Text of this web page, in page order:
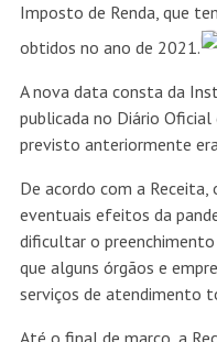
Imposto de Renda, que
obtidos no ano de 2021.
A nova data consta da
publicada no Diário Oficial
previsto anteriormente
De acordo com a
eventuais efeitos da
dificultar o preenchimento
que alguns órgãos e
serviços de atendimento